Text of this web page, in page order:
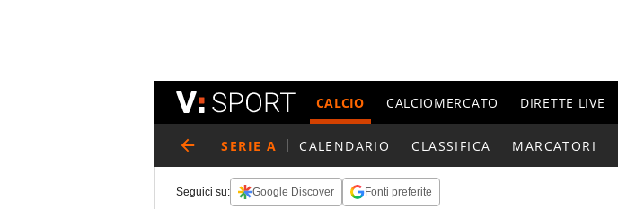
CALCIO CALCIOMERCATO DIRETTE LIVE
SERIE A CALENDARIO CLASSIFICA MARCATORI
Seguici su: Google Discover Fonti preferite